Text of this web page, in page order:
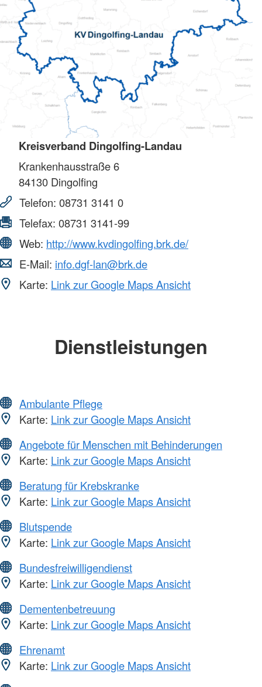
Kreisverband Dingolfing-Landau
Krankenhausstraße 6
84130 Dingolfing
Telefon: 08731 3141 0
Telefax: 08731 3141-99
Web: http://www.kvdingolfing.brk.de/
E-Mail: info.dgf-lan@brk.de
Karte: Link zur Google Maps Ansicht
Dienstleistungen
Ambulante Pflege
Karte: Link zur Google Maps Ansicht
Angebote für Menschen mit Behinderungen
Karte: Link zur Google Maps Ansicht
Beratung für Krebskranke
Karte: Link zur Google Maps Ansicht
Blutspende
Karte: Link zur Google Maps Ansicht
Bundesfreiwilligendienst
Karte: Link zur Google Maps Ansicht
Dementenbetreuung
Karte: Link zur Google Maps Ansicht
Ehrenamt
Karte: Link zur Google Maps Ansicht